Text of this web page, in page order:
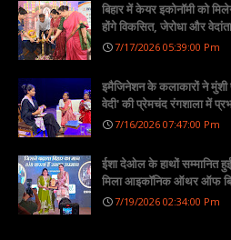
बिहार में केयर इकोनॉमी को
होंगे विकसित, जेरोधा और
7/17/2026 05:39:00 Pm
इमैजिनेशन के कलाकारों ने
वेदी' की प्रेमचंद रंगशाला में
7/16/2026 07:47:00 Pm
ईशा देओल के हाथों सम्मानित
मिला आइकॉनिक ऑथर ऑफ
7/19/2026 02:34:00 Pm